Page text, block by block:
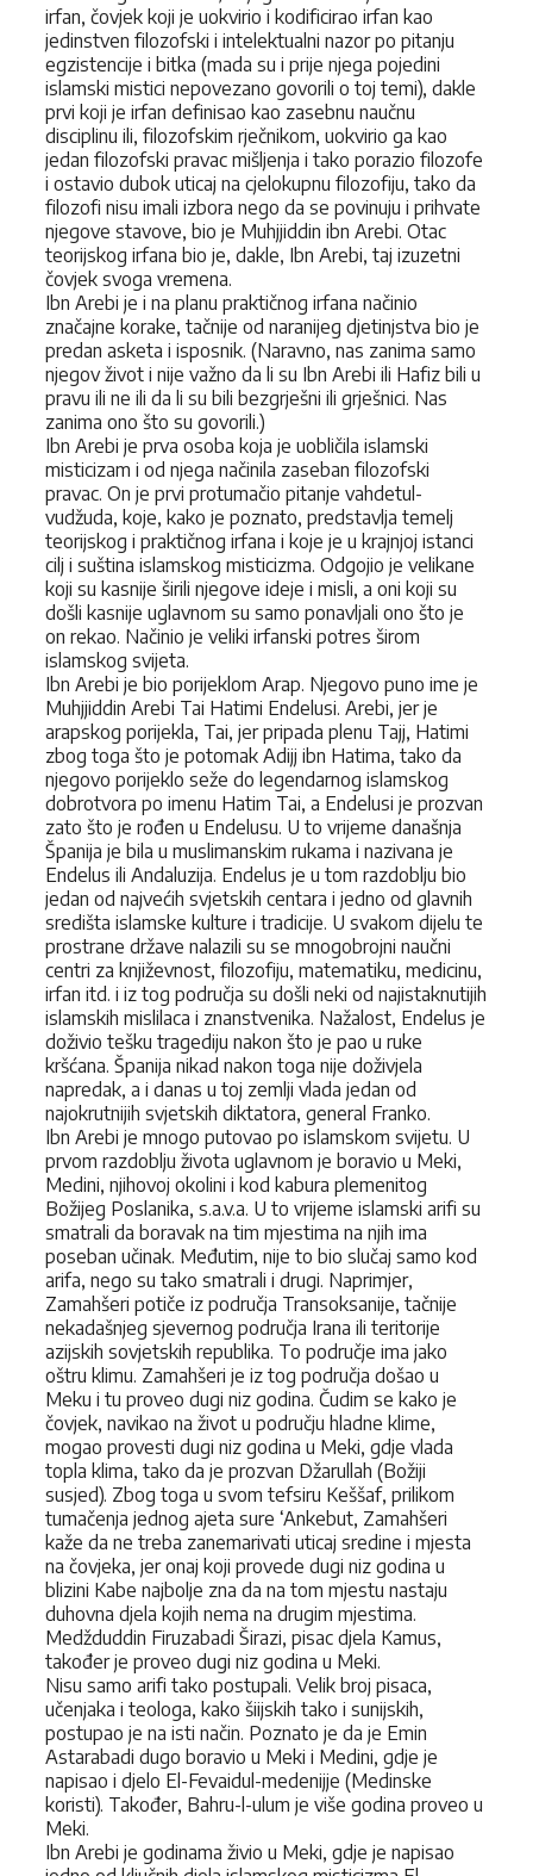
irfan, čovjek koji je uokvirio i kodificirao irfan kao
jedinstven filozofski i intelektualni nazor po pitanju
egzistencije i bitka (mada su i prije njega pojedini
islamski mistici nepovezano govorili o toj temi), dakle
prvi koji je irfan definisao kao zasebnu naučnu
disciplinu ili, filozofskim rječnikom, uokvirio ga kao
jedan filozofski pravac mišljenja i tako porazio filozofe
i ostavio dubok uticaj na cjelokupnu filozofiju, tako da
filozofi nisu imali izbora nego da se povinuju i prihvate
njegove stavove, bio je Muhjjiddin ibn Arebi. Otac
teorijskog irfana bio je, dakle, Ibn Arebi, taj izuzetni
čovjek svoga vremena.
Ibn Arebi je i na planu praktičnog irfana načinio
značajne korake, tačnije od naranijeg djetinjstva bio je
predan asketa i isposnik. (Naravno, nas zanima samo
njegov život i nije važno da li su Ibn Arebi ili Hafiz bili u
pravu ili ne ili da li su bili bezgrješni ili grješnici. Nas
zanima ono što su govorili.)
Ibn Arebi je prva osoba koja je uobličila islamski
misticizam i od njega načinila zaseban filozofski
pravac. On je prvi protumačio pitanje vahdetul-
vudžuda, koje, kako je poznato, predstavlja temelj
teorijskog i praktičnog irfana i koje je u krajnjoj istanci
cilj i suština islamskog misticizma. Odgojio je velikane
koji su kasnije širili njegove ideje i misli, a oni koji su
došli kasnije uglavnom su samo ponavljali ono što je
on rekao. Načinio je veliki irfanski potres širom
islamskog svijeta.
Ibn Arebi je bio porijeklom Arap. Njegovo puno ime je
Muhjjiddin Arebi Tai Hatimi Endelusi. Arebi, jer je
arapskog porijekla, Tai, jer pripada plenu Tajj, Hatimi
zbog toga što je potomak Adijj ibn Hatima, tako da
njegovo porijeklo seže do legendarnog islamskog
dobrotvora po imenu Hatim Tai, a Endelusi je prozvan
zato što je rođen u Endelusu. U to vrijeme današnja
Španija je bila u muslimanskim rukama i nazivana je
Endelus ili Andaluzija. Endelus je u tom razdoblju bio
jedan od najvećih svjetskih centara i jedno od glavnih
središta islamske kulture i tradicije. U svakom dijelu te
prostrane države nalazili su se mnogobrojni naučni
centri za književnost, filozofiju, matematiku, medicinu,
irfan itd. i iz tog područja su došli neki od najistaknutijih
islamskih mislilaca i znanstvenika. Nažalost, Endelus je
doživio tešku tragediju nakon što je pao u ruke
kršćana. Španija nikad nakon toga nije doživjela
napredak, a i danas u toj zemlji vlada jedan od
najokrutnijih svjetskih diktatora, general Franko.
Ibn Arebi je mnogo putovao po islamskom svijetu. U
prvom razdoblju života uglavnom je boravio u Meki,
Medini, njihovoj okolini i kod kabura plemenitog
Božijeg Poslanika, s.a.v.a. U to vrijeme islamski arifi su
smatrali da boravak na tim mjestima na njih ima
poseban učinak. Međutim, nije to bio slučaj samo kod
arifa, nego su tako smatrali i drugi. Naprimjer,
Zamahšeri potiče iz područja Transoksanije, tačnije
nekadašnjeg sjevernog područja Irana ili teritorije
azijskih sovjetskih republika. To područje ima jako
oštru klimu. Zamahšeri je iz tog područja došao u
Meku i tu proveo dugi niz godina. Čudim se kako je
čovjek, navikao na život u području hladne klime,
mogao provesti dugi niz godina u Meki, gdje vlada
topla klima, tako da je prozvan Džarullah (Božiji
susjed). Zbog toga u svom tefsiru Keššaf, prilikom
tumačenja jednog ajeta sure ‘Ankebut, Zamahšeri
kaže da ne treba zanemarivati uticaj sredine i mjesta
na čovjeka, jer onaj koji provede dugi niz godina u
blizini Kabe najbolje zna da na tom mjestu nastaju
duhovna djela kojih nema na drugim mjestima.
Medžduddin Firuzabadi Širazi, pisac djela Kamus,
također je proveo dugi niz godina u Meki.
Nisu samo arifi tako postupali. Velik broj pisaca,
učenjaka i teologa, kako šiijskih tako i sunijskih,
postupao je na isti način. Poznato je da je Emin
Astarabadi dugo boravio u Meki i Medini, gdje je
napisao i djelo El-Fevaidul-medenijje (Medinske
koristi). Također, Bahru-l-ulum je više godina proveo u
Meki.
Ibn Arebi je godinama živio u Meki, gdje je napisao